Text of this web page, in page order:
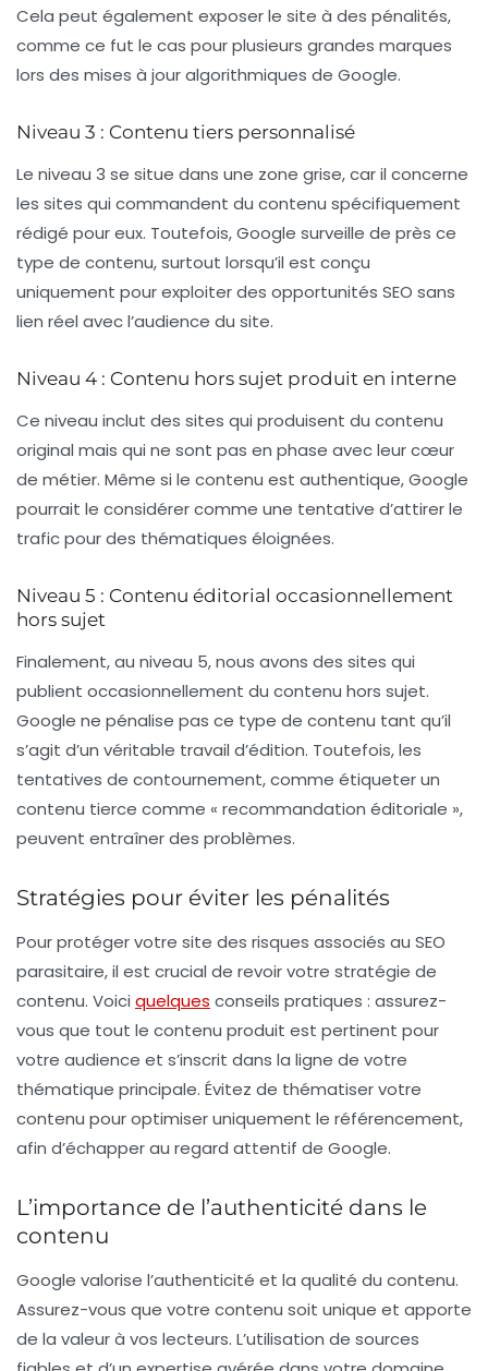
Cela peut également exposer le site à des pénalités,
comme ce fut le cas pour plusieurs grandes marques
lors des mises à jour algorithmiques de Google.
Niveau 3 : Contenu tiers personnalisé
Le niveau 3 se situe dans une zone grise, car il concerne
les sites qui commandent du contenu spécifiquement
rédigé pour eux. Toutefois, Google surveille de près ce
type de contenu, surtout lorsqu’il est conçu
uniquement pour exploiter des opportunités SEO sans
lien réel avec l’audience du site.
Niveau 4 : Contenu hors sujet produit en interne
Ce niveau inclut des sites qui produisent du contenu
original mais qui ne sont pas en phase avec leur cœur
de métier. Même si le contenu est authentique, Google
pourrait le considérer comme une tentative d’attirer le
trafic pour des thématiques éloignées.
Niveau 5 : Contenu éditorial occasionnellement
hors sujet
Finalement, au niveau 5, nous avons des sites qui
publient occasionnellement du contenu hors sujet.
Google ne pénalise pas ce type de contenu tant qu’il
s’agit d’un véritable travail d’édition. Toutefois, les
tentatives de contournement, comme étiqueter un
contenu tierce comme « recommandation éditoriale »,
peuvent entraîner des problèmes.
Stratégies pour éviter les pénalités
Pour protéger votre site des risques associés au SEO
parasitaire, il est crucial de revoir votre stratégie de
contenu. Voici quelques conseils pratiques : assurez-
vous que tout le contenu produit est pertinent pour
votre audience et s’inscrit dans la ligne de votre
thématique principale. Évitez de thématiser votre
contenu pour optimiser uniquement le référencement,
afin d’échapper au regard attentif de Google.
L’importance de l’authenticité dans le
contenu
Google valorise l’authenticité et la qualité du contenu.
Assurez-vous que votre contenu soit unique et apporte
de la valeur à vos lecteurs. L’utilisation de sources